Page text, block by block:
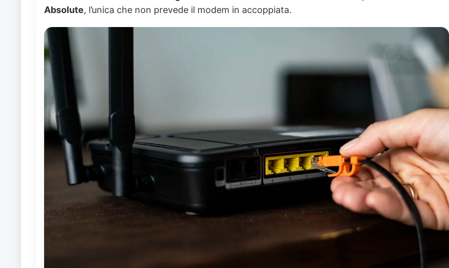
Absolute, l’unica che non prevede il modem in accoppiata.